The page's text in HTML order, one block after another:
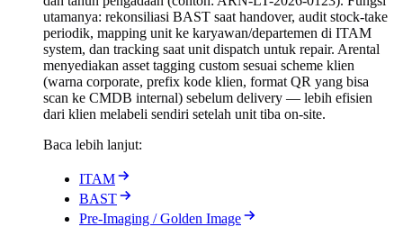
utamanya: rekonsiliasi BAST saat handover, audit stock-take
periodik, mapping unit ke karyawan/departemen di ITAM
system, dan tracking saat unit dispatch untuk repair. Arental
menyediakan asset tagging custom sesuai scheme klien
(warna corporate, prefix kode klien, format QR yang bisa
scan ke CMDB internal) sebelum delivery — lebih efisien
dari klien melabeli sendiri setelah unit tiba on-site.
Baca lebih lanjut:
ITAM
BAST
Pre-Imaging / Golden Image